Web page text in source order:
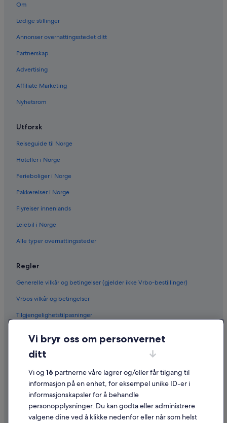
Om
Ledige stillinger
Annonser overnattingsstedet ditt
Partnerskap
Advertising
Affiliate Marketing
Nyhetsrom
Utforsk
Reiseguide til Norge
Hoteller i Norge
Ferieboliger i Norge
Pakkereiser i Norge
Flyreiser innenlands
Leiebil i Norge
Alle typer overnattingssteder
Regler
Generelle vilkår og betingelser (gjelder ikke Vrbo-bestillinger)
Vrbos vilkår og betingelser
Tilgjengelighetstilpasninger
Juridisk informasjon / kontakt oss
Retningslinjer for innhold og rapportering av innhold
Hjelp
Vi bryr oss om personvernet
ditt
Vi og 16 partnerne våre lagrer og/eller får tilgang til
informasjon på en enhet, for eksempel unike ID-er i
informasjonskapsler for å behandle
personopplysninger. Du kan godta eller administrere
valgene dine ved å klikke nedenfor eller når som helst